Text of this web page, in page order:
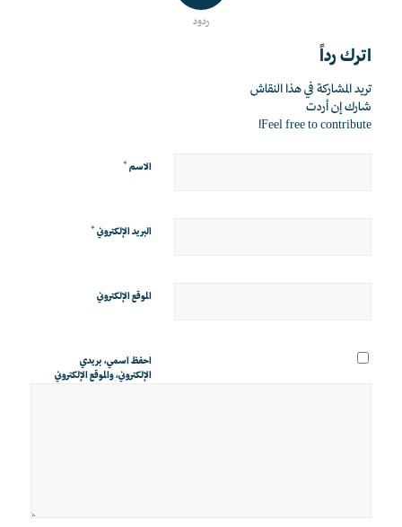
ردود
اترك رداً
تريد المشاركة في هذا النقاش
شارك إن أردت
Feel free to contribute!
الاسم*
البريد الإلكتروني*
الموقع الإلكتروني
احفظ اسمي، بريدي
الإلكتروني، والموقع الإلكتروني